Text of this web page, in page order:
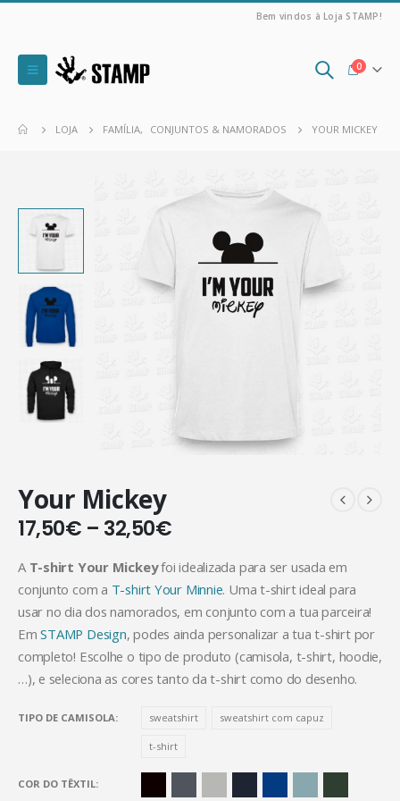
Bem vindos à Loja STAMP!
0
LOJA FAMÍLIA, CONJUNTOS & NAMORADOS YOUR MICKEY
Your Mickey
17,50€ – 32,50€
A T-shirt Your Mickeyfoi idealizada para ser usada em
conjunto com a T-shirt Your Minnie. Uma t-shirt ideal para
usar no dia dos namorados, em conjunto com a tua parceira!
EmSTAMP Design, podes ainda personalizar a tua t-shirt por
completo! Escolhe o tipo de produto (camisola, t-shirt, hoodie,
…), e seleciona as cores tanto da t-shirt como do desenho.
TIPO DE CAMISOLA sweatshirt sweatshirt com capuz
t-shirt
COR DO TÊXTIL